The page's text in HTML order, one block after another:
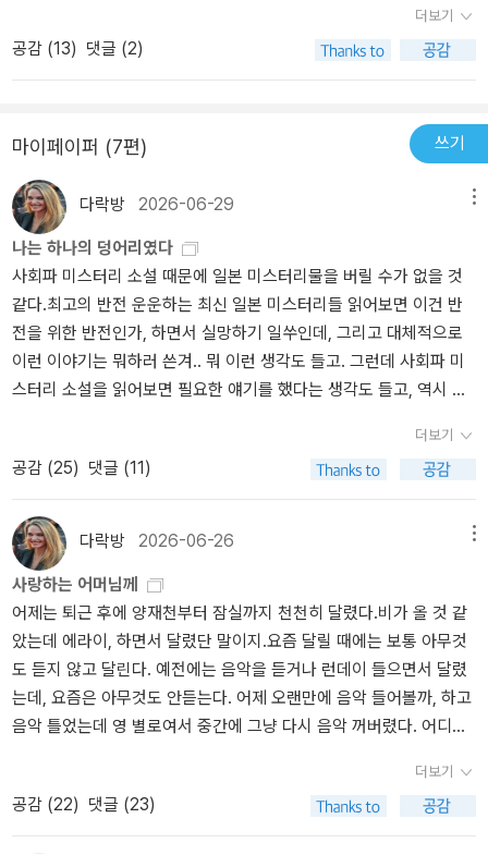
더보기
공감 (13) 댓글 (2)
마이페이퍼 (7편) 쓰기
다락방 2026-06-29
나는 하나의 덩어리였다
사회파 미스터리 소설 때문에 일본 미스터리물을 버릴 수가 없을 것
같다.최고의 반전 운운하는 최신 일본 미스터리들 읽어보면 이건 반
전을 위한 반전인가, 하면서 실망하기 일쑤인데, 그리고 대체적으로
이런 이야기는 뭐하러 쓴겨.. 뭐 이런 생각도 들고. 그런데 사회파 미
스터리 소설을 읽어보면 필요한 얘기를 했다는 생각도 들고, 역시 일
터리를 잘 쓴다는건, 사회제도에 문제가 많다는 뜻이기도 할것이다.
이 책, '소메이 다메히토'의 [나쁜 여름]은, 일본의 생활보조금과 그에
따른 부정수급을 다루고 있다. 생활 보조금은 정부에서 정말 생활이
힘든 사람, 직업을 구하려고 애쓰지만 잘 안구해지는 사람, 미혼모, 독
거 노인들에게 심사를 거쳐 매달 생활비를 주는 것을 말한다. 그리고
매달, 정부에서는 공무원들을 그 집에 보내 부정수급은 아닌지, 직업
을 찾기 위해 노력을 정말 하고 있는지, 자식이 있는건 아닌지 등을 확
인한다.이 과정에서 생활 보조금을 받는자들은 자신이 얼마나 힘든
지, 그러니까 몸이 너무 아파서 정말 직업을 구할 수가 없다니까, 나
정말 자식이 없다니까 등등으로 자신의 어려움을, 그러니까 생활 보
조금을 받아야만 함을 증명해야 한다. 공무원들과 수급자들은 매달
사실 이 책이 아니라 다른 책들에서도 몇 번 언급되는 걸 보았더랬다.
그리고 생활 보조금을 받는 자들에 대한 인식이 좋지 않다는 것도 책
을 통해 알고 있다. 보조금을 받는 수급자들을, 다른 사람들은 게으른
더보기
공감 (25) 댓글 (11)
다락방 2026-06-26
사랑하는 어머님께
어제는 퇴근 후에 양재천부터 잠실까지 천천히 달렸다.비가 올 것 같
았는데 에라이, 하면서 달렸단 말이지.요즘 달릴 때에는 보통 아무것
도 듣지 않고 달린다. 예전에는 음악을 듣거나 런데이 들으면서 달렸
는데, 요즘은 아무것도 안듣는다. 어제 오랜만에 음악 들어볼까, 하고
음악 틀었는데 영 별로여서 중간에 그냥 다시 음악 꺼버렸다. 어디서
는 사람들은, 정말 무서운 사람들이라고, 복수를 꿈꾸는 사람들이라
고 하던데 ㅋㅋㅋㅋㅋㅋㅋㅋㅋㅋ 전 복수 같은거 꿈꾸지 않습니다.아
무튼 어제 아주 느리게, 천천히 6킬로를 달렸는데, 너무나 너무나 너
더보기
공감 (22) 댓글 (23)